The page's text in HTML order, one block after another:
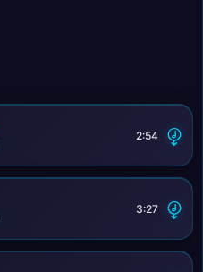
2:54
3:27